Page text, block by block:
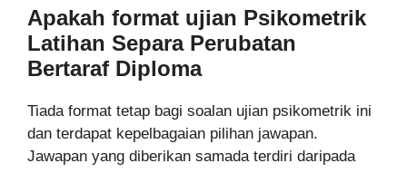
Apakah format ujian Psikometrik
Latihan Separa Perubatan
Bertaraf Diploma
Tiada format tetap bagi soalan ujian psikometrik ini
dan terdapat kepelbagaian pilihan jawapan.
Jawapan yang diberikan samada terdiri daripada